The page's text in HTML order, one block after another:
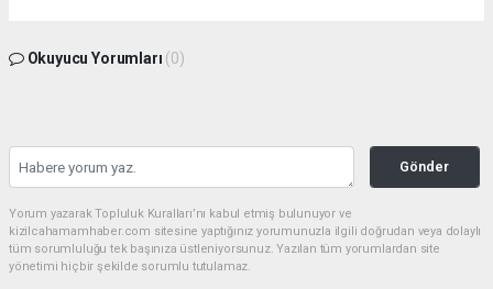
Okuyucu Yorumları (0)
Gönder
Yorum yazarak Topluluk Kuralları’nı kabul etmiş bulunuyor ve
kizilcahamamhaber.com sitesine yaptığınız yorumunuzla ilgili doğrudan veya dolaylı
tüm sorumluluğu tek başınıza üstleniyorsunuz. Yazılan tüm yorumlardan site
yönetimi hiçbir şekilde sorumlu tutulamaz.